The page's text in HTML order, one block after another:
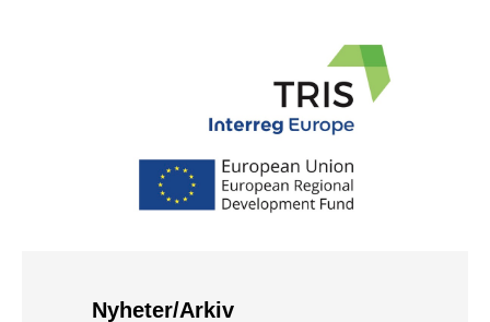
Nyheter/Arkiv